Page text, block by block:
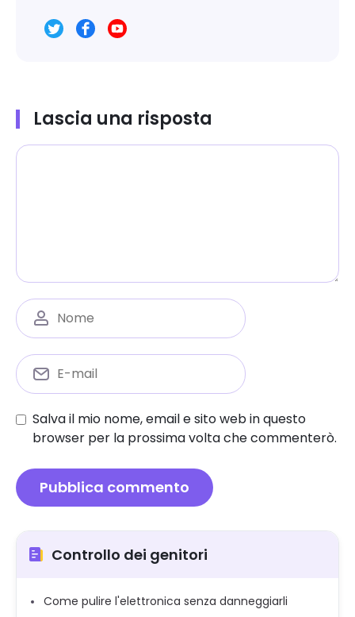
Lascia una risposta
Salva il mio nome, email e sito web in questo
browser per la prossima volta che commenterò.
Controllo dei genitori
Come pulire l'elettronica senza danneggiarli